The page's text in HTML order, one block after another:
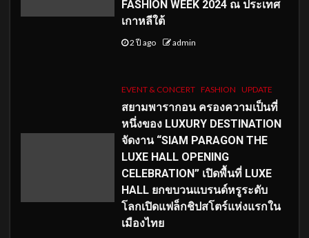
FASHION WEEK 2024 ณ ประเทศ
เกาหลีใต้
2 ปี ago admin
EVENT & CONCERT FASHION UPDATE
สยามพารากอน ครองความเป็นที่
หนึ่งของ LUXURY DESTINATION
จัดงาน “SIAM PARAGON THE
LUXE HALL OPENING
CELEBRATION” เปิดพื้นที่ LUXE
HALL ยกขบวนแบรนด์หรูระดับ
โลกเปิดแฟล็กชิปสโตร์แห่งแรกใน
เมืองไทย